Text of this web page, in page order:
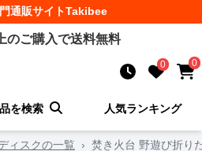
通販サイトTakibee
のご購入で送料無料
0 0
を検索 人気ランキング
ィスクの一覧 › 焚き火台 野遊び折り